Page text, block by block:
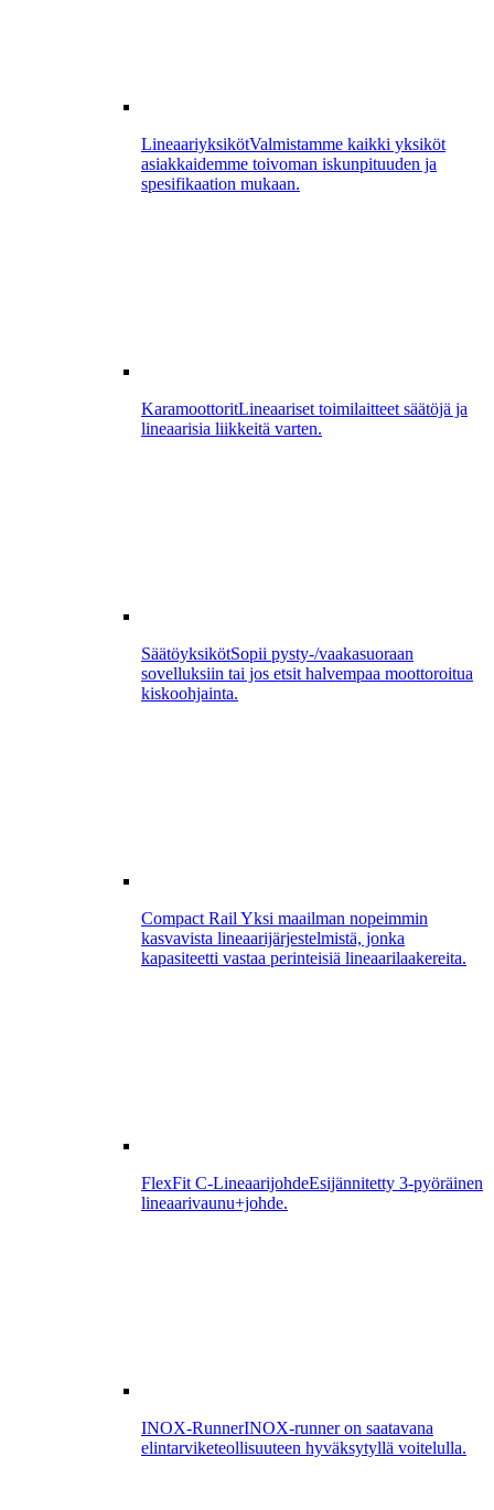
LineaariyksikötValmistamme kaikki yksiköt
asiakkaidemme toivoman iskunpituuden ja
spesifikaation mukaan.
KaramoottoritLineaariset toimilaitteet säätöjä ja
lineaarisia liikkeitä varten.
SäätöyksikötSopii pysty-/vaakasuoraan
sovelluksiin tai jos etsit halvempaa moottoroitua
kiskoohjainta.
Compact Rail Yksi maailman nopeimmin
kasvavista lineaarijärjestelmistä, jonka
kapasiteetti vastaa perinteisiä lineaarilaakereita.
FlexFit C-LineaarijohdeEsijännitetty 3-pyöräinen
lineaarivaunu+johde.
INOX-RunnerINOX-runner on saatavana
elintarviketeollisuuteen hyväksytyllä voitelulla.